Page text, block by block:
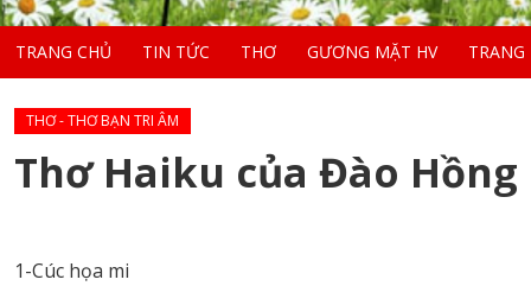
TRANG CHỦ TIN TỨC THƠ GƯƠNG MẶT HV
THƠ - THƠ BẠN TRI ÂM
Thơ Haiku của Đào
1-Cúc họa mi